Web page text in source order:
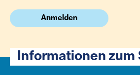
Anmelden
Informationen zum